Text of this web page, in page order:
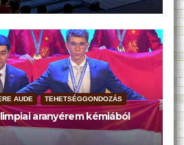
AUDE TEHETSÉGGONDOZÁS
aranyérem kémiából